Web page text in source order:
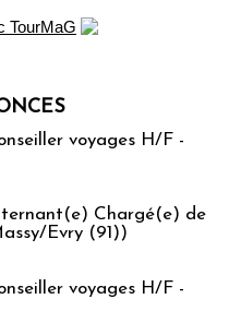
voyages H/F -
Chargé(e) de
Evry (91))
voyages H/F -